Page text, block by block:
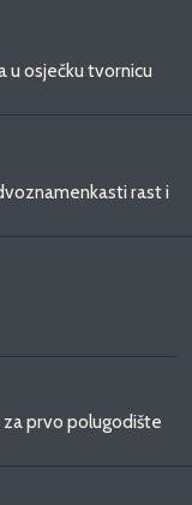
u osječku tvornicu
rast i
prvo polugodište